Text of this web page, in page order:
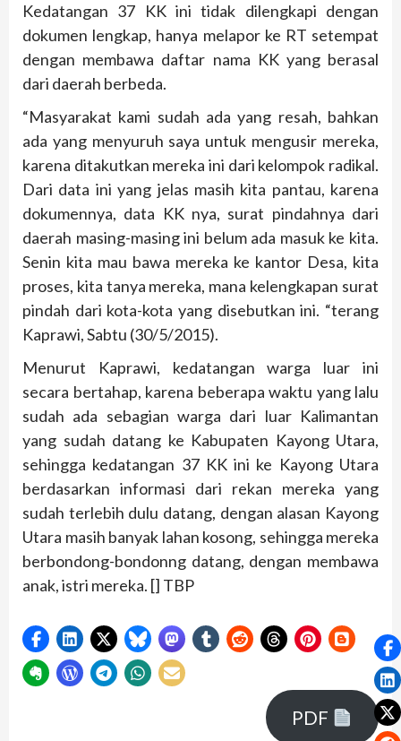
Kedatangan 37 KK ini tidak dilengkapi dengan
dokumen lengkap, hanya melapor ke RT setempat
dengan membawa daftar nama KK yang berasal
dari daerah berbeda.
“Masyarakat kami sudah ada yang resah, bahkan
ada yang menyuruh saya untuk mengusir mereka,
karena ditakutkan mereka ini dari kelompok radikal.
Dari data ini yang jelas masih kita pantau, karena
dokumennya, data KK nya, surat pindahnya dari
daerah masing-masing ini belum ada masuk ke kita.
Senin kita mau bawa mereka ke kantor Desa, kita
proses, kita tanya mereka, mana kelengkapan surat
pindah dari kota-kota yang disebutkan ini. “terang
Kaprawi, Sabtu (30/5/2015).
Menurut Kaprawi, kedatangan warga luar ini
secara bertahap, karena beberapa waktu yang lalu
sudah ada sebagian warga dari luar Kalimantan
yang sudah datang ke Kabupaten Kayong Utara,
sehingga kedatangan 37 KK ini ke Kayong Utara
berdasarkan informasi dari rekan mereka yang
sudah terlebih dulu datang, dengan alasan Kayong
Utara masih banyak lahan kosong, sehingga mereka
berbondong-bondonng datang, dengan membawa
anak, istri mereka. [] TBP
PDF